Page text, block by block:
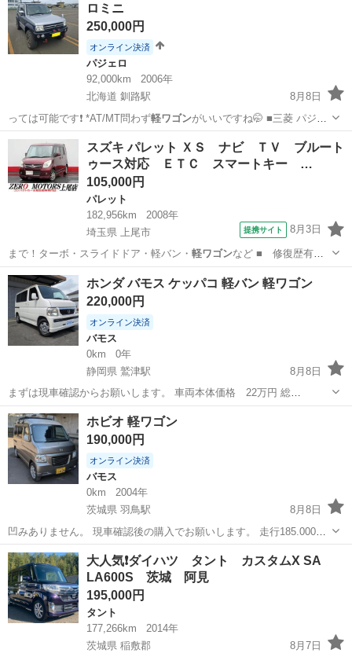
ロミニ
250,000円
オンライン決済
パジェロ
92,000km
2006年
北海道 釧路駅
8月8日
っては可能です❗ *AT/MT問わず軽ワゴンがいいですね🤭 ■三菱 パジェ
ロミ…
北海道 釧路市 釧路駅 パジェロ
スズキ パレット ＸＳ ナビ ＴＶ ブルート
ゥース対応 ＥＴＣ スマートキー …
105,000円
パレット
182,956km
2008年
埼玉県 上尾市
提携サイト 8月3日
まで！ターボ・スライドドア・軽バン・ 軽ワゴンなど ■ 修復歴有
無： あり ■ 年…
埼玉 上尾市 パレット
ホンダ バモス ケッパコ 軽バン 軽ワゴン
220,000円
オンライン決済
バモス
0km
0年
静岡県 鷲津駅
8月8日
まずは現車確認からお願いします。 車両本体価格 22万円 総
額 22万円 ホンダ バモス 【メーカー】ホンダ 【車名】 バ
静岡 磐田市 鷲津駅 バモス
ホビオ 軽ワゴン
190,000円
オンライン決済
バモス
0km
2004年
茨城県 羽鳥駅
8月8日
凹みありません。 現車確認後の購入でお願いします。 走行185.000キ
ロ AT.AC.P.S 5ナンバーワゴンです。 弱点のヘッドガスケット14万キ
ロで交換しています。 アルミタイヤ14インチ、ルーフキャリア、ヘッ
ド...
茨城 小美玉市 羽鳥駅 ホビオ
大人気❗ダイハツ タント カスタムX SA
LA600S 茨城 阿見
195,000円
タント
177,266km
2014年
茨城県 稲敷郡
8月7日